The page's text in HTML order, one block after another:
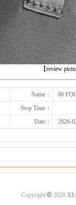
【review
下一张
Name：
06
Stop Time：
Date：
2026-
Copyright ©2020